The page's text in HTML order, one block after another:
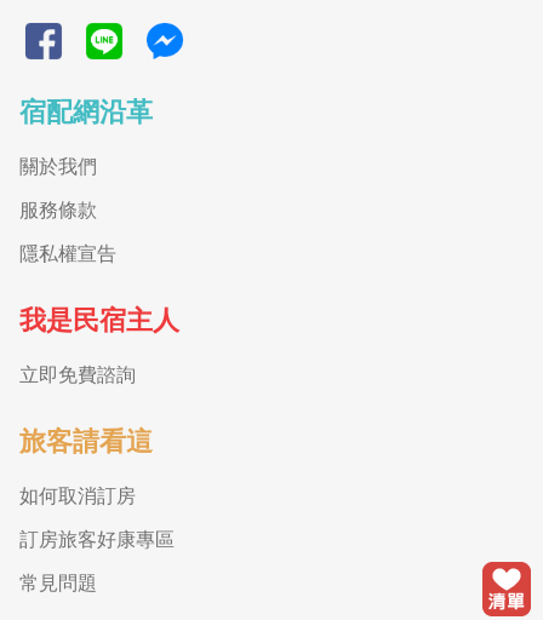
宿配網沿革
關於我們
服務條款
隱私權宣告
我是民宿主人
立即免費諮詢
旅客請看這
如何取消訂房
訂房旅客好康專區
常見問題